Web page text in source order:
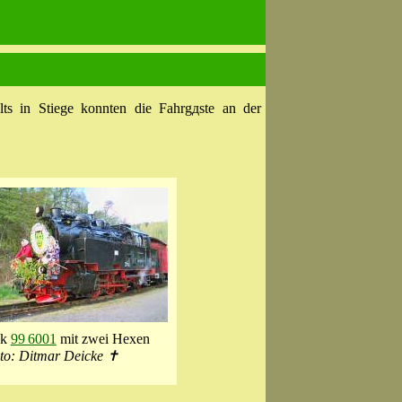
in Stiege konnten die Fahrgдste an der
99 6001 mit zwei Hexen
Ditmar Deicke ✝